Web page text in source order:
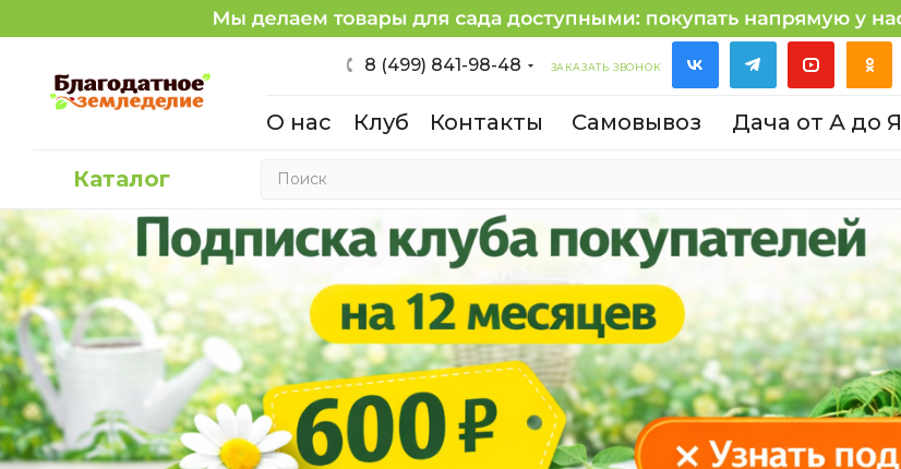
8 (499) 841-98-48 ЗАКАЗАТЬ ЗВОНОК
О нас Клуб Контакты Самовывоз Дача от А до Я
Каталог